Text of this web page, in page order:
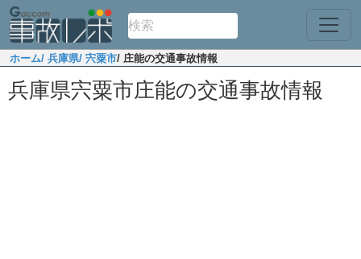
ホーム/ 兵庫県/ 宍粟市/ 庄能の交通事故情報
兵庫県宍粟市庄能の交通事故情報